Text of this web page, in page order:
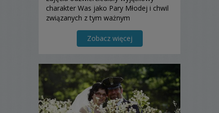
charakter Was jako Pary Młodej i chwil
związanych z tym ważnym
Zobacz więcej